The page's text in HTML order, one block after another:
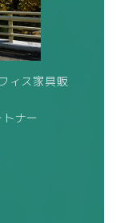
ィス家具販
ナー